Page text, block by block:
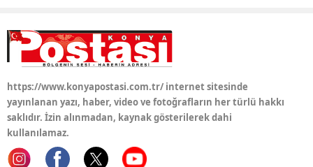
https://www.konyapostasi.com.tr/ internet sitesinde
yayınlanan yazı, haber, video ve fotoğrafların her türlü hakkı
saklıdır. İzin alınmadan, kaynak gösterilerek dahi
kullanılamaz.